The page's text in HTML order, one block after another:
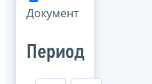
Документ
Период